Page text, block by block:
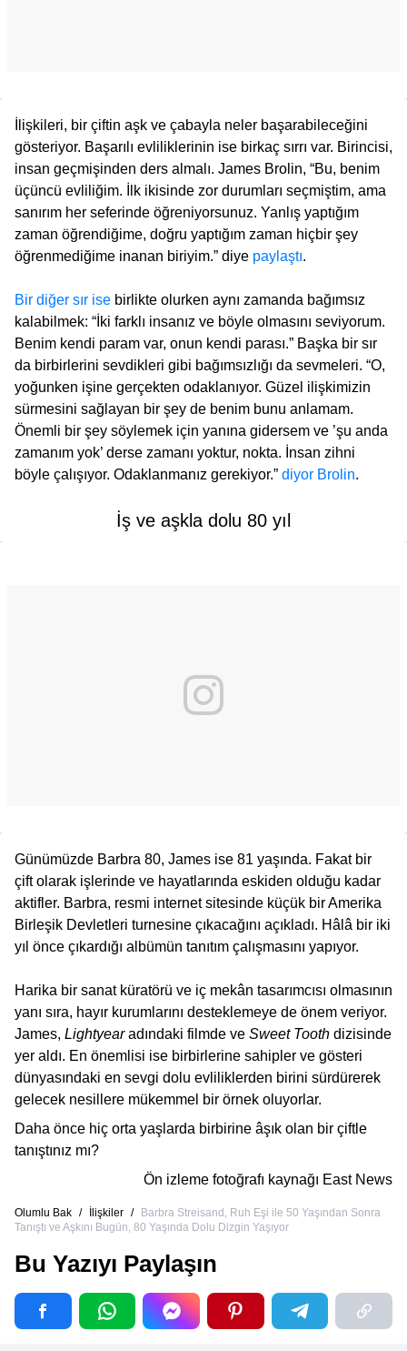
İlişkileri, bir çiftin aşk ve çabayla neler başarabileceğini
gösteriyor. Başarılı evliliklerinin ise birkaç sırrı var. Birincisi,
insan geçmişinden ders almalı. James Brolin, “Bu, benim
üçüncü evliliğim. İlk ikisinde zor durumları seçmiştim, ama
sanırım her seferinde öğreniyorsunuz. Yanlış yaptığım
zaman öğrendiğime, doğru yaptığım zaman hiçbir şey
öğrenmediğime inanan biriyim.” diye paylaştı.
Bir diğer sır ise birlikte olurken aynı zamanda bağımsız
kalabilmek: “İki farklı insanız ve böyle olmasını seviyorum.
Benim kendi param var, onun kendi parası.” Başka bir sır
da birbirlerini sevdikleri gibi bağımsızlığı da sevmeleri. “O,
yoğunken işine gerçekten odaklanıyor. Güzel ilişkimizin
sürmesini sağlayan bir şey de benim bunu anlamam.
Önemli bir şey söylemek için yanına gidersem ve ’şu anda
zamanım yok’ derse zamanı yoktur, nokta. İnsan zihni
böyle çalışıyor. Odaklanmanız gerekiyor.” diyor Brolin.
İş ve aşkla dolu 80 yıl
Günümüzde Barbra 80, James ise 81 yaşında. Fakat bir
çift olarak işlerinde ve hayatlarında eskiden olduğu kadar
aktifler. Barbra, resmi internet sitesinde küçük bir Amerika
Birleşik Devletleri turnesine çıkacağını açıkladı. Hâlâ bir iki
yıl önce çıkardığı albümün tanıtım çalışmasını yapıyor.
Harika bir sanat küratörü ve iç mekân tasarımcısı olmasının
yanı sıra, hayır kurumlarını desteklemeye de önem veriyor.
James, Lightyearadındaki filmde ve Sweet Tooth dizisinde
yer aldı. En önemlisi ise birbirlerine sahipler ve gösteri
dünyasındaki en sevgi dolu evliliklerden birini sürdürerek
gelecek nesillere mükemmel bir örnek oluyorlar.
Daha önce hiç orta yaşlarda birbirine âşık olan bir çiftle
tanıştınız mı?
Ön izleme fotoğrafı kaynağı East News
Olumlu Bak / İlişkiler /
Barbra Streisand, Ruh Eşi ile 50 Yaşından Sonra
Tanıştı ve Aşkını Bugün, 80 Yaşında Dolu Dizgin Yaşıyor
Bu Yazıyı Paylaşın